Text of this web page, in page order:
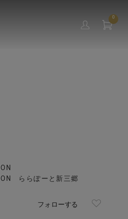
0
ららぽーと新三郷
フォローする